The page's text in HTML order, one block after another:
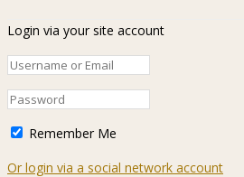
Login via your site account
Remember Me
Or login via a social network account